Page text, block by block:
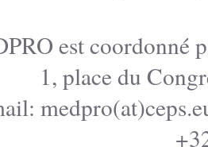
est coordonné
1, place du